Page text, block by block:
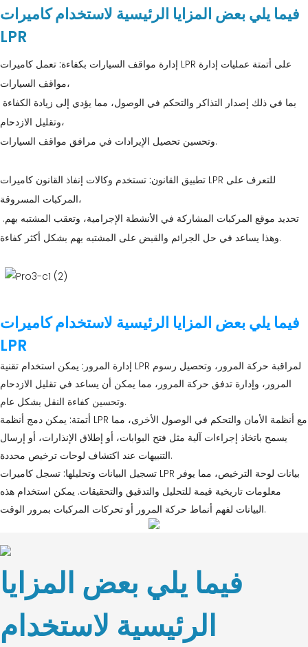
فيما يلي بعض المزايا الرئيسية لاستخدام كاميرات
LPR
إدارة مواقف السيارات بكفاءة: تعمل كاميرات LPR على أتمتة عمليات إدارة
مواقف السيارات،
وتقليل الازدحام،
وتحسين تحصيل الإيرادات في مرافق مواقف السيارات.
تطبيق القانون: تستخدم وكالات إنفاذ القانون كاميرات LPR للتعرف على
المركبات المسروقة،
وهذا يساعد في حل الجرائم والقبض على المشتبه بهم بشكل أكثر كفاءة.
فيما يلي بعض المزايا الرئيسية لاستخدام كاميرات
LPR
إدارة المرور: يمكن استخدام تقنية LPR لمراقبة حركة المرور، وتحصيل رسوم
المرور، وإدارة تدفق حركة المرور، مما يمكن أن يساعد في تقليل الازدحام
وتحسين كفاءة النقل بشكل عام.
أتمتة: يمكن دمج أنظمة LPR مع أنظمة الأمان والتحكم في الوصول الأخرى، مما
يسمح باتخاذ إجراءات آلية مثل فتح البوابات، أو إطلاق الإنذارات، أو إرسال
التنبيهات عند اكتشاف لوحات ترخيص محددة.
تسجيل البيانات وتحليلها: تسجل كاميرات LPR بيانات لوحة الترخيص، مما يوفر
معلومات تاريخية قيمة للتحليل والتدقيق والتحقيقات. يمكن استخدام هذه
البيانات لفهم أنماط حركة المرور أو تحركات المركبات بمرور الوقت.
فيما يلي بعض المزايا
الرئيسية لاستخدام